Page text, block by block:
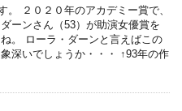
。 ２０２０年のアカデミー賞で、
ーンさん（53）が助演女優賞を
。 ローラ・ダーンと言えばこの
深いでしょうか・・・ ↑93年の作